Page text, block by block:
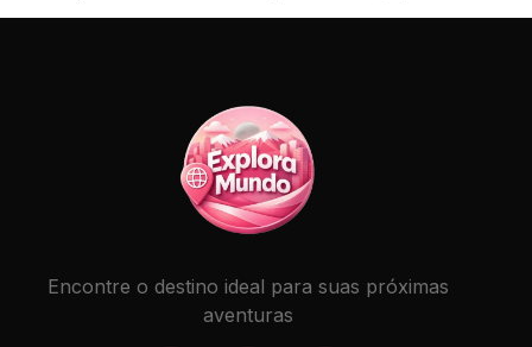
Encontre o destino ideal para suas próximas
aventuras